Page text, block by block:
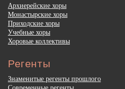
Архиерейские хоры
Монастырские хоры
Приходские хоры
Учебные хоры
Хоровые коллективы
Регенты
Знаменитые регенты прошлого
Современные регенты